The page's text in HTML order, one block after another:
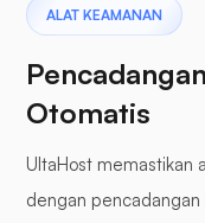
ALAT KEAMANAN
Otomatis
UltaHost memastikan
dengan pencadangan